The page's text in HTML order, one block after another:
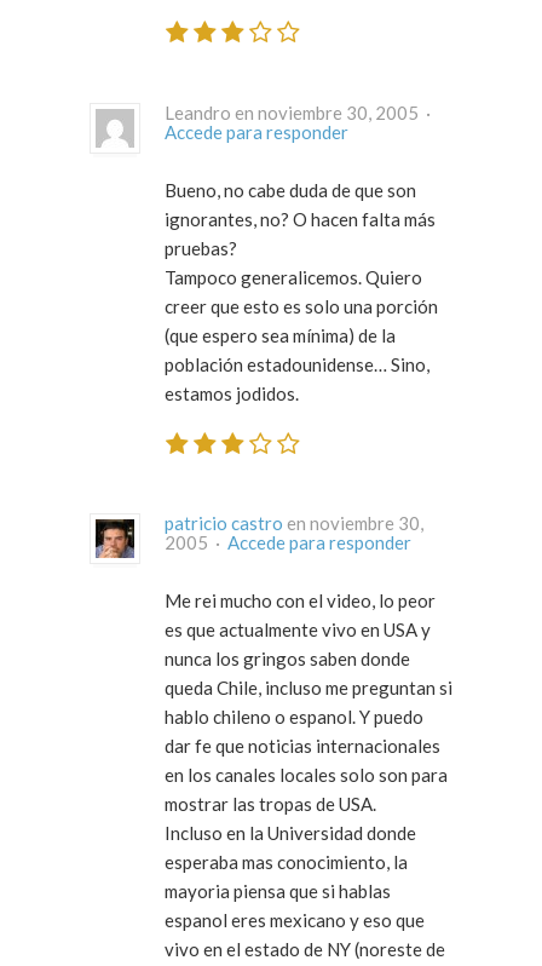
Leandro en noviembre 30, 2005 ·
Accede para responder
Bueno, no cabe duda de que son
ignorantes, no? O hacen falta más
pruebas?
Tampoco generalicemos. Quiero
creer que esto es solo una porción
(que espero sea mínima) de la
población estadounidense… Sino,
estamos jodidos.
patricio castro en noviembre 30,
2005 · Accede para responder
Me rei mucho con el video, lo peor
es que actualmente vivo en USA y
nunca los gringos saben donde
queda Chile, incluso me preguntan si
hablo chileno o espanol. Y puedo
dar fe que noticias internacionales
en los canales locales solo son para
mostrar las tropas de USA.
Incluso en la Universidad donde
esperaba mas conocimiento, la
mayoria piensa que si hablas
espanol eres mexicano y eso que
vivo en el estado de NY (noreste de